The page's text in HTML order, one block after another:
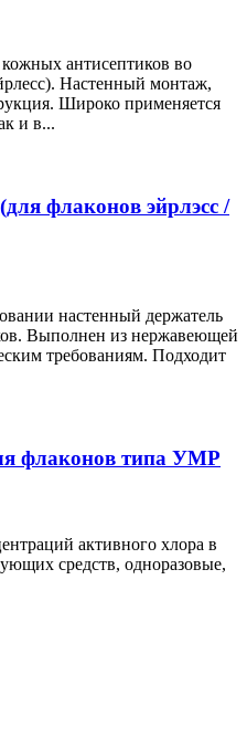
антисептиков во
Настенный монтаж,
Широко применяется
и в...
флаконов эйрлэсс /
настенный держатель
Выполнен из нержавеющей
требованиям. Подходит
флаконов типа УМР
активного хлора в
средств, одноразовые,